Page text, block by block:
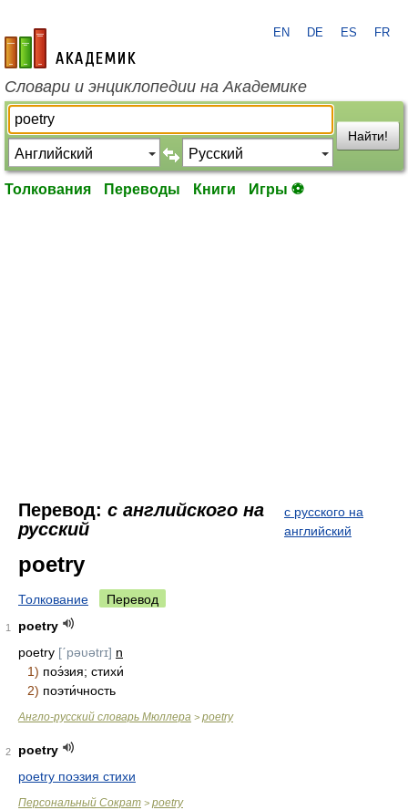
academic.ru
EN DE ES FR
Словари и энциклопедии на Академике
Найти!
Толкования Переводы Книги Игры ⚽
Перевод: с английского на
русский
с русского на
английский
poetry
Толкование Перевод
1
poetry
poetry [ˊpəυətrɪ] n
1) поэ́зия; стихи́
2) поэти́чность
Англо-русский словарь Мюллера > poetry
2
poetry
poetry поэзия стихи
Персональный Сократ > poetry